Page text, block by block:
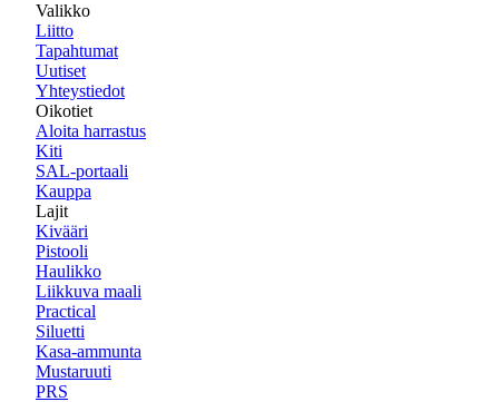
Valikko
Liitto
Tapahtumat
Uutiset
Yhteystiedot
Oikotiet
Aloita harrastus
Kiti
SAL-portaali
Kauppa
Lajit
Kivääri
Pistooli
Haulikko
Liikkuva maali
Practical
Siluetti
Kasa-ammunta
Mustaruuti
PRS